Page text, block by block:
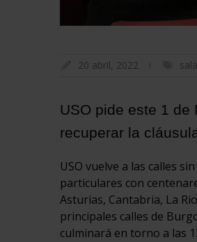
20 abril, 2022
USO pide este 1
recuperar la
USO vuelve a las calles
particulares con
Asturias, Cantabria, La
principales calles de
culminará en torno a las